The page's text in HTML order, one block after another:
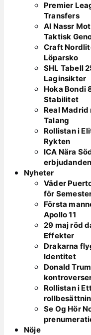
Premier
Transfers
Al Nassr
Taktisk
Craft
Löparsko
SHL Tabell
Laginsikter
Hoka Bondi
Stabilitet
Real
Talang
Rollistan i
Rykten
ICA Nära
erbjudanden
Nyheter
Väder
för
Första
Apollo 11
29 maj röd
Effekter
Drakarna
Identitet
Donald
Rollistan i
Se Og Hör
Nöje